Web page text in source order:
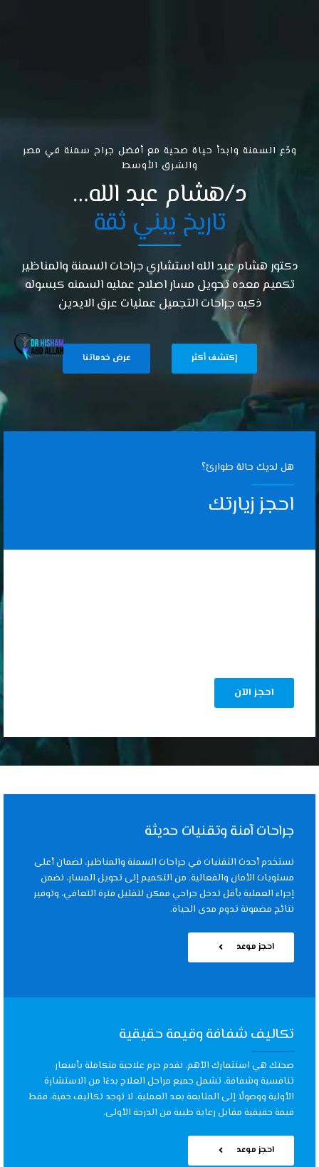
ودّع السمنة وابدأ حياة صحية مع أفضل جراح سمنة في مصر
والشرق الأوسط
د/هشام عبد الله…
تاريخ يبني ثقة
دكتور هشام عبد الله استشاري جراحات السمنة والمناظير
تكميم معده تحويل مسار اصلاح عمليه السمنه كبسوله
ذكيه جراحات التجميل عمليات عرق الايدين
إكتشف أكثر عرض خدماتنا
هل لديك حالة طوارئ؟
احجز زيارتك
جراحات آمنة وتقنيات حديثة
نستخدم أحدث التقنيات في جراحات السمنة والمناظير، لضمان أعلى
مستويات الأمان والفعالية. من التكميم إلى تحويل المسار، نضمن
إجراء العملية بأقل تدخل جراحي ممكن لتقليل فترة التعافي، وتوفير
نتائج مضمونة تدوم مدى الحياة.
احجز موعد
تكاليف شفافة وقيمة حقيقية
صحتك هي استثمارك الأهم. نقدم حزم علاجية متكاملة بأسعار
تنافسية وشفافة، تشمل جميع مراحل العلاج بدءًا من الاستشارة
الأولية ووصولًا إلى المتابعة بعد العملية. لا توجد تكاليف خفية، فقط
قيمة حقيقية مقابل رعاية طبية من الدرجة الأولى.
احجز موعد